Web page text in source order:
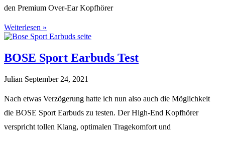
den Premium Over-Ear Kopfhörer
Weiterlesen »
BOSE Sport Earbuds Test
Julian September 24, 2021
Nach etwas Verzögerung hatte ich nun also auch die Möglichkeit
die BOSE Sport Earbuds zu testen. Der High-End Kopfhörer
verspricht tollen Klang, optimalen Tragekomfort und